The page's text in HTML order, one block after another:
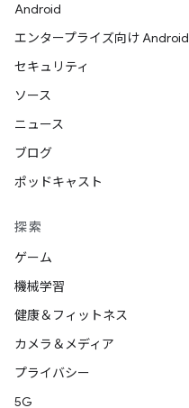
Android
エンタープライズ向け Android
セキュリティ
ソース
ニュース
ブログ
ポッドキャスト
探索
ゲーム
機械学習
健康＆フィットネス
カメラ＆メディア
プライバシー
5G